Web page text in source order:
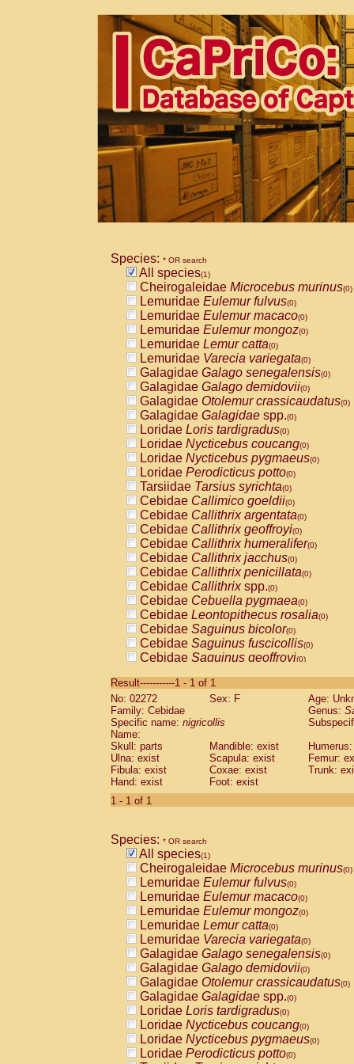
Species: * OR search
All species(1)
Cheirogaleidae Microcebus murinus(0)
Lemuridae Eulemur fulvus(0)
Lemuridae Eulemur macaco(0)
Lemuridae Eulemur mongoz(0)
Lemuridae Lemur catta(0)
Lemuridae Varecia variegata(0)
Galagidae Galago senegalensis(0)
Galagidae Galago demidovii(0)
Galagidae Otolemur crassicaudatus(0)
Galagidae Galagidae spp.(0)
Loridae Loris tardigradus(0)
Loridae Nycticebus coucang(0)
Loridae Nycticebus pygmaeus(0)
Loridae Perodicticus potto(0)
Tarsiidae Tarsius syrichta(0)
Cebidae Callimico goeldii(0)
Cebidae Callithrix argentata(0)
Cebidae Callithrix geoffroyi(0)
Cebidae Callithrix humeralifer(0)
Cebidae Callithrix jacchus(0)
Cebidae Callithrix penicillata(0)
Cebidae Callithrixspp.(0)
Cebidae Cebuella pygmaea(0)
Cebidae Leontopithecus rosalia(0)
Cebidae Saguinus bicolor(0)
Cebidae Saguinus fuscicollis(0)
Cebidae Saguinus geoffroyi(0)
CebidaeSaguinus labiatus(0)
Cebidae Saguinus leucopus (0)
Cebidae
CebidaeSaguinus mystax
Cebidae Saguinus nigricollis (1)
Cebidae Saguinus oedipus
Cebidae Saguinus weddelli
Cebidae Saguinusspp.
Cebidae
CebidaeCebus capucinus
CebidaeCebus nigrivittatus
CebidaeCebus spp.(0)
CebidaeSaimiri boliviensis(0)
CebidaeSaimiri sciureus(0)
AtelidaeAlouatta caraya(0)
AtelidaeAlouatta fusca(0)
AtelidaeAlouatta seniculus(0)
AtelidaeAlouattaspp.(0)
AtelidaeAteles belzebuth(0)
AtelidaeAteles geoffroyi(0)
AtelidaeAteles paniscus(0)
AtelidaeAtelesspp.(0)
AtelidaeLagothrix lagothricha(0)
AtelidaeLagothrix lagothricha cana
PitheciidaeCacajao calvus
Result-----------1 - 1 of 1
No: 02272
Sex: F
Age:
Family: Cebidae
Genus:
Specific name: nigricollis
Name:
Skull: parts
Mandible: exist
Ulna: exist
Scapula: exist
Femur:
Fibula: exist
Coxae: exist
Trunk:
Hand: exist
Foot: exist
1 - 1 of 1
Species: * OR search
All species(1)
Cheirogaleidae Microcebus murinus(0)
Lemuridae Eulemur fulvus(0)
Lemuridae Eulemur macaco(0)
Lemuridae Eulemur mongoz(0)
Lemuridae Lemur catta(0)
Lemuridae Varecia variegata(0)
Galagidae Galago senegalensis(0)
Galagidae Galago demidovii(0)
Galagidae Otolemur crassicaudatus(0)
Galagidae Galagidae spp.(0)
Loridae Loris tardigradus(0)
Loridae Nycticebus coucang(0)
Loridae Nycticebus pygmaeus(0)
Loridae Perodicticus potto(0)